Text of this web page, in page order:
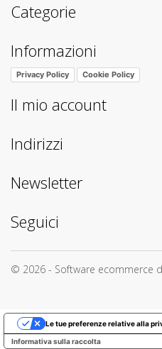
Categorie
Informazioni
Privacy Policy Cookie Policy
© 2026 - Software ecommerce
Il mio account
Indirizzi
Newsletter
Seguici
Informativa sulla raccolta
Le tue preferenze relative alla